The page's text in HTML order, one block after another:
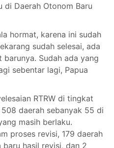
di Daerah Otonom Baru
hormat, karena ini sudah
sudah selesai, ada
Sudah ada yang
sebentar lagi, Papua
RTRW di tingkat
daerah sebanyak 55 di
masih berlaku.
proses revisi, 179 daerah
baru hasil revisi, dan 2